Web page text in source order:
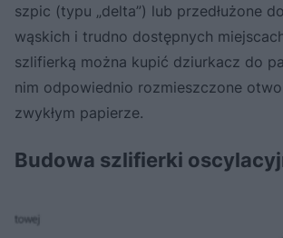
szpic (typu „delta”) lub przedłużone
wąskich i trudno dostępnych
szlifierką można kupić dziurkacz do
nim odpowiednio rozmieszczone
zwykłym papierze.
Budowa szlifierki